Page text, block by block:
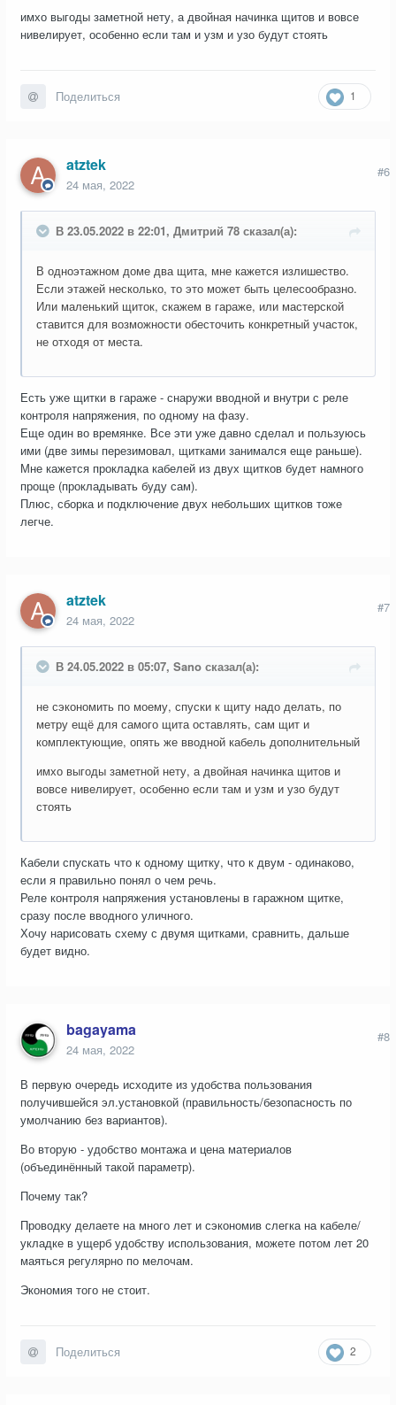
имхо выгоды заметной нету, а двойная начинка щитов и вовсе
нивелирует, особенно если там и узм и узо будут стоять
1
Поделиться
atztek
24 мая, 2022
#6
В 23.05.2022 в 22:01, Дмитрий 78 сказал(а):
В одноэтажном доме два щита, мне кажется излишество.
Если этажей несколько, то это может быть целесообразно.
Или маленький щиток, скажем в гараже, или мастерской
ставится для возможности обесточить конкретный участок,
не отходя от места.
Есть уже щитки в гараже - снаружи вводной и внутри с реле
контроля напряжения, по одному на фазу.
Еще один во времянке. Все эти уже давно сделал и пользуюсь
ими (две зимы перезимовал, щитками занимался еще раньше).
Мне кажется прокладка кабелей из двух щитков будет намного
проще (прокладывать буду сам).
Плюс, сборка и подключение двух небольших щитков тоже
легче.
atztek
24 мая, 2022
#7
В 24.05.2022 в 05:07, Sano сказал(а):
не сэкономить по моему, спуски к щиту надо делать, по
метру ещё для самого щита оставлять, сам щит и
комплектующие, опять же вводной кабель дополнительный
имхо выгоды заметной нету, а двойная начинка щитов и
вовсе нивелирует, особенно если там и узм и узо будут
стоять
Кабели спускать что к одному щитку, что к двум - одинаково,
если я правильно понял о чем речь.
Реле контроля напряжения установлены в гаражном щитке,
сразу после вводного уличного.
Хочу нарисовать схему с двумя щитками, сравнить, дальше
будет видно.
bagayama
24 мая, 2022
#8
В первую очередь исходите из удобства пользования
получившейся эл.установкой (правильность/безопасность по
умолчанию без вариантов).
Во вторую - удобство монтажа и цена материалов
(объединённый такой параметр).
Почему так?
Проводку делаете на много лет и сэкономив слегка на кабеле/
укладке в ущерб удобству использования, можете потом лет 20
маяться регулярно по мелочам.
Экономия того не стоит.
2
Поделиться